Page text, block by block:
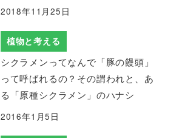
2018年11月25日
植物と考える
シクラメンってなんで「豚の饅頭」
って呼ばれるの？その謂われと、あ
る「原種シクラメン」のハナシ
2016年1月5日